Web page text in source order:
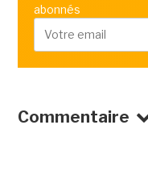
abonnés
Commentaire